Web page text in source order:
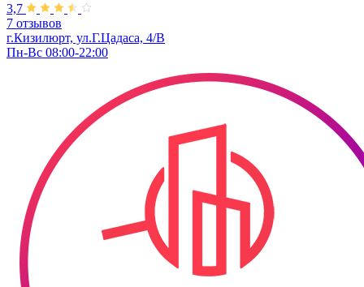
3,7
7 отзывов
г.Кизилюрт, ​ул.Г.Цадаса, 4/В
Пн-Вс 08:00-22:00